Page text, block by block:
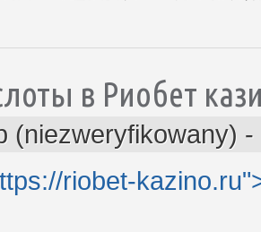
в Риобет
(niezweryfikowany) -
riobet-